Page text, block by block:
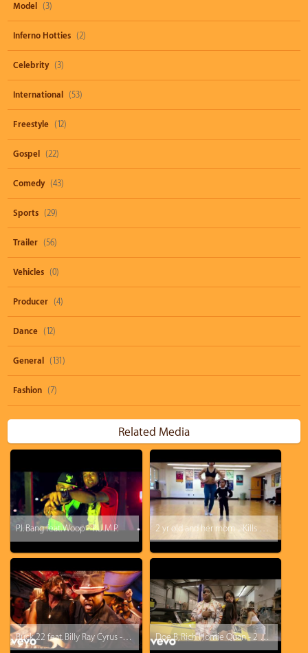
Model (3)
Inferno Hotties (2)
Celebrity (3)
International (53)
Freestyle (12)
Gospel (22)
Comedy (43)
Sports (29)
Trailer (56)
Vehicles (0)
Producer (4)
Dance (12)
General (131)
Fashion (7)
Related Media
P.I. Bang feat. Woop - P.U.M.P. 2 yr old and her mom ... Kills choreography !!! 2years old !
Buck 22 feat. Billy Ray Cyrus - Achy Breaky 2 Doe B, Rich Homie Quan - 2 Many